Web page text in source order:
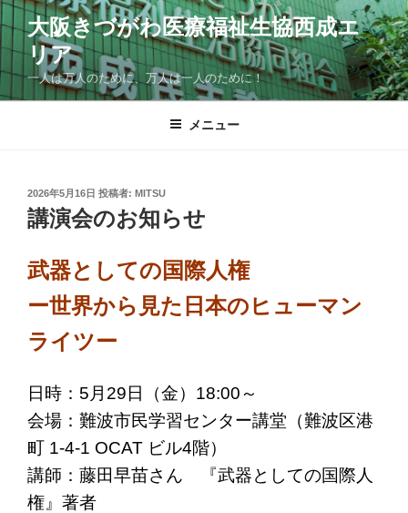
コ
ン
テ
ン
ツ
大阪きづがわ医療福祉生協西成エ
リア
一人は万人のために、万人は一人のために！
メニュー
投
稿
日:
2026年5月16日 投稿者: MITSU
講演会のお知らせ
武器としての国際人権
ー世界から見た日本のヒューマン
ライツー
日時：5月29日（金）18:00～
会場：難波市民学習センター講堂（難波区港
町 1-4-1 OCAT ビル4階）
講師：藤田早苗さん 『武器としての国際人
権』著者